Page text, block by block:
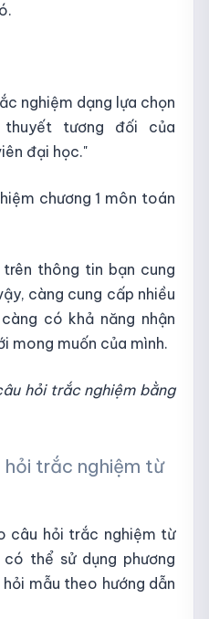
nghiệm dạng lựa chọn
tương đối của
đại học."
chương 1 môn toán
trên thông tin bạn cung
càng cung cấp nhiều
có khả năng nhận
mong muốn của mình.
hỏi trắc nghiệm bằng
trắc nghiệm từ
câu hỏi trắc nghiệm từ
thể sử dụng phương
mẫu theo hướng dẫn